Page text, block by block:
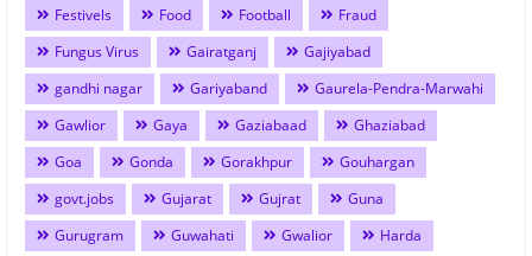
Festivels Food Football
Fraud
Fungus Virus
Gairatganj
Gajiyabad
gandhi nagar
Gariyaband
Gaurela-Pendra-Marwahi
Gawlior
Gaya Gaziabaad
Ghaziabad
Goa
Gonda Gorakhpur
Gouhargan
govt.jobs
Gujarat Gujrat
Guna
Gurugram
Guwahati Gwalior
Harda